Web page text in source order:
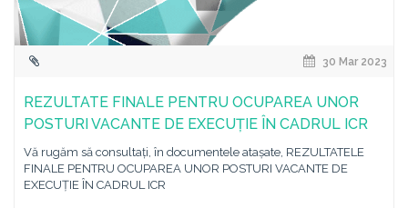
30 Mar 2023
REZULTATE FINALE PENTRU OCUPAREA UNOR
POSTURI VACANTE DE EXECUȚIE ÎN CADRUL ICR
Vă rugăm să consultați, în documentele atașate, REZULTATELE
FINALE PENTRU OCUPAREA UNOR POSTURI VACANTE DE
EXECUȚIE ÎN CADRUL ICR